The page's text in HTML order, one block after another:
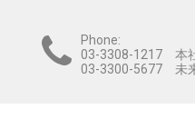
Phone:
03-3308-1217 本
03-3300-5677 未